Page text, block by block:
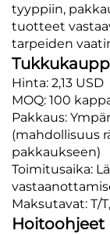
tyyppiin,
tuotteet
tarpeiden
Hinta: 2,13 USD
MOQ: 100
Pakkaus:
(mahdollisuus
pakkaukseen)
Toimitusaika:
Maksutavat: T/T,
Hoitoohjeet